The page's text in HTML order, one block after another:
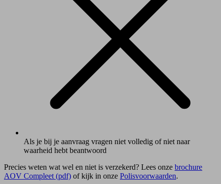
Als je bij je aanvraag vragen niet volledig of niet naar
waarheid hebt beantwoord
Precies weten wat wel en niet is verzekerd? Lees onze brochure
AOV Compleet (pdf) of kijk in onze Polisvoorwaarden.